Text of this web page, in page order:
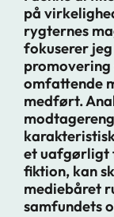
på
rygternes
fokuserer jeg
promovering
omfattende
medført.
et uafgørligt
fiktion, kan
mediebåret
samfundets